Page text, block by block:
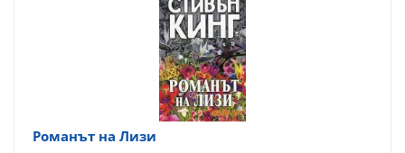
Романът на Лизи